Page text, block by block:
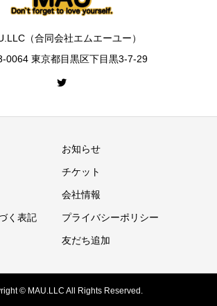
（合同会社エムエーユー）
0064 東京都目黒区下目黒3-7-29
お知らせ
チケット
会社情報
く表記 プライバシーポリシー
友だち追加
© MAU.LLC All Rights Reserved.